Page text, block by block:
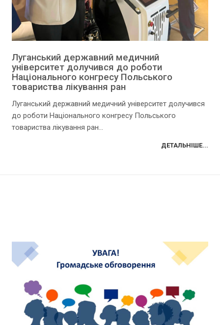
Луганський державний медичний
університет долучився до роботи
Національного конгресу Польського
товариства лікування ран
Луганський державний медичний університет долучився
до роботи Національного конгресу Польського
товариства лікування ран...
ДЕТАЛЬНІШЕ...